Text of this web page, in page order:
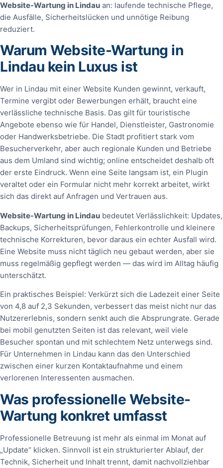
Website-Wartung in Lindau an: laufende technische Pflege,
die Ausfälle, Sicherheitslücken und unnötige Reibung
reduziert.
Warum Website-Wartung in
Lindau kein Luxus ist
Wer in Lindau mit einer Website Kunden gewinnt, verkauft,
Termine vergibt oder Bewerbungen erhält, braucht eine
verlässliche technische Basis. Das gilt für touristische
Angebote ebenso wie für Handel, Dienstleister, Gastronomie
oder Handwerksbetriebe. Die Stadt profitiert stark vom
Besucherverkehr, aber auch regionale Kunden und Betriebe
aus dem Umland sind wichtig; online entscheidet deshalb oft
der erste Eindruck. Wenn eine Seite langsam ist, ein Plugin
veraltet oder ein Formular nicht mehr korrekt arbeitet, wirkt
sich das direkt auf Anfragen und Vertrauen aus.
Website-Wartung in Lindau bedeutet Verlässlichkeit: Updates,
Backups, Sicherheitsprüfungen, Fehlerkontrolle und kleinere
technische Korrekturen, bevor daraus ein echter Ausfall wird.
Eine Website muss nicht täglich neu gebaut werden, aber sie
muss regelmäßig gepflegt werden — das wird im Alltag häufig
unterschätzt.
Ein praktisches Beispiel: Verkürzt sich die Ladezeit einer Seite
von 4,8 auf 2,3 Sekunden, verbessert das meist nicht nur das
Nutzererlebnis, sondern senkt auch die Absprungrate. Gerade
bei mobil genutzten Seiten ist das relevant, weil viele
Besucher spontan und mit schlechtem Netz unterwegs sind.
Für Unternehmen in Lindau kann das den Unterschied
zwischen einer kurzen Kontaktaufnahme und einem
verlorenen Interessenten ausmachen.
Was professionelle Website-
Wartung konkret umfasst
Professionelle Betreuung ist mehr als einmal im Monat auf
„Update“ klicken. Sinnvoll ist ein strukturierter Ablauf, der
Technik, Sicherheit und Inhalt trennt, damit nachvollziehbar